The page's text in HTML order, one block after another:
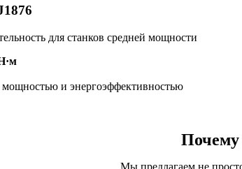
для станков средней мощности
мощностью и энергоэффективностью
Почему
Мы предлагаем не